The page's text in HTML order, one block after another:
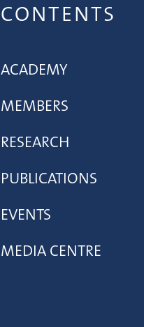
CONTENTS
ACADEMY
MEMBERS
RESEARCH
PUBLICATIONS
EVENTS
MEDIA CENTRE